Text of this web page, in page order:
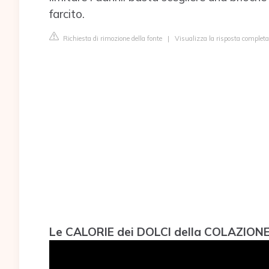
farcito.
Richiesta di rimozione della fonte | Visualizza la risposta
Le CALORIE dei DOLCI della COLAZIONE